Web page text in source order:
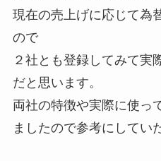
現在の売上げに応じて為
ので
２社とも登録してみて実
だと思います。
両社の特徴や実際に使っ
ましたので参考にしてい